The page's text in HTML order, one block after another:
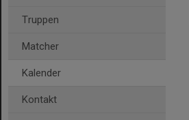
Truppen
Matcher
Kalender
Kontakt